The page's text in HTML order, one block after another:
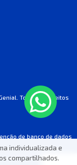
individualizada e
compartilhados.
de banco de dados
involuntárias. Consulte
Todos os direitos